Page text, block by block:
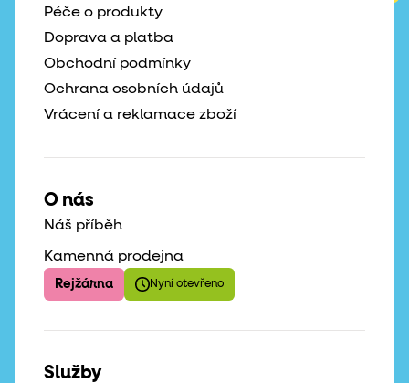
Péče o produkty
Doprava a platba
Obchodní podmínky
Ochrana osobních údajů
Vrácení a reklamace zboží
O nás
Náš příběh
Kamenná prodejna
Rejžárna Nyní otevřeno
Služby